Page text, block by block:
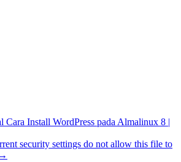
Cara Install WordPress pada Almalinux 8 |
security settings do not allow this file to
→